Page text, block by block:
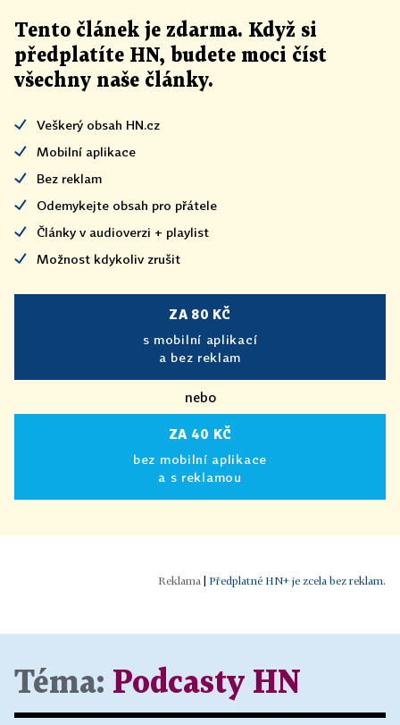
Tento článek je zdarma. Když si
předplatíte HN, budete moci číst
všechny naše články.
Veškerý obsah HN.cz
Mobilní aplikace
Bez reklam
Odemykejte obsah pro přátele
Články v audioverzi + playlist
Možnost kdykoliv zrušit
ZA 80 KČ
s mobilní aplikací
a bez reklam
nebo
ZA 40 KČ
bez mobilní aplikace
a s reklamou
Předplatné HN+ je zcela bez reklam.
Téma: Podcasty HN